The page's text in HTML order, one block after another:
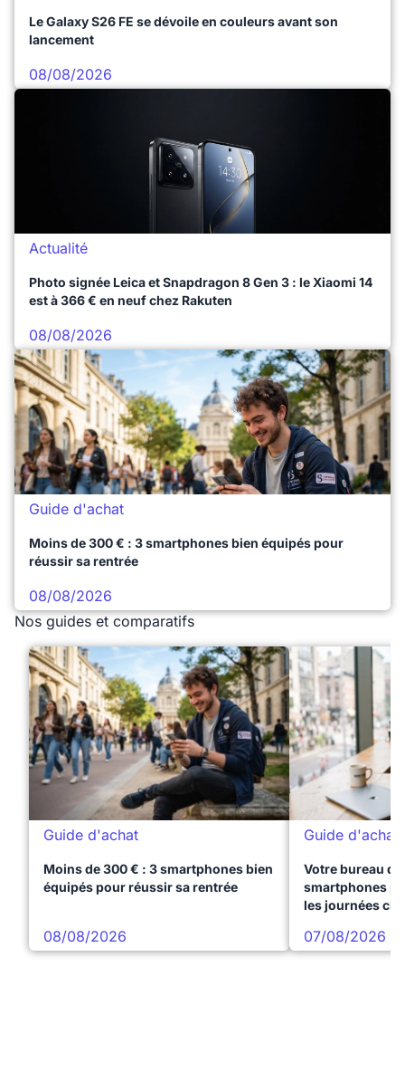
Le Galaxy S26 FE se dévoile en couleurs avant son
lancement
08/08/2026
Actualité
Photo signée Leica et Snapdragon 8 Gen 3 : le Xiaomi 14
est à 366 € en neuf chez Rakuten
08/08/2026
Guide d'achat
Moins de 300 € : 3 smartphones bien équipés pour
réussir sa rentrée
08/08/2026
Nos guides et comparatifs
Guide d'achat
Moins de 300 € : 3 smartphones bien
équipés pour réussir sa rentrée
08/08/2026
Guide d'achat
Votre bureau
smartphones
les journées
07/08/2026